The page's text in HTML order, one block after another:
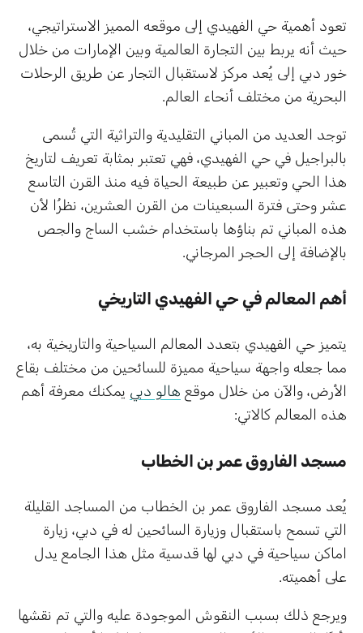
تعود أهمية حي الفهيدي إلى موقعه المميز الاستراتيجي،
حيث أنه يربط بين التجارة العالمية وبين الإمارات من خلال
خور دبي إلى يُعد مركز لاستقبال التجار عن طريق الرحلات
البحرية من مختلف أنحاء العالم.
توجد العديد من المباني التقليدية والتراثية التي تُسمى
بالبراجيل في حي الفهيدي، فهي تعتبر بمثابة تعريف لتاريخ
هذا الحي وتعبير عن طبيعة الحياة فيه منذ القرن التاسع
عشر وحتى فترة السبعينات من القرن العشرين، نظرُا لأن
هذه المباني تم بناؤها باستخدام خشب الساج والجص
بالإضافة إلى الحجر المرجاني.
أهم المعالم في حي الفهيدي التاريخي
يتميز حي الفهيدي بتعدد المعالم السياحية والتاريخية به،
مما جعله واجهة سياحية مميزة للسائحين من مختلف بقاع
الأرض، والآن من خلال موقع هالو دبي يمكنك معرفة أهم
هذه المعالم كالاتي:
مسجد الفاروق عمر بن الخطاب
يُعد مسجد الفاروق عمر بن الخطاب من المساجد القليلة
التي تسمح باستقبال وزيارة السائحين له في دبي، زيارة
اماكن سياحية في دبي لها قدسية مثل هذا الجامع يدل
على أهميته.
ويرجع ذلك بسبب النقوش الموجودة عليه والتي تم نقشها